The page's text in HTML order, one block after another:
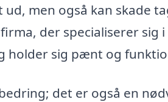
men også kan skade
der specialiserer sig
holder sig pænt og
det er også en